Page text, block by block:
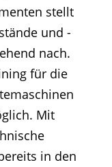
stellt
und -
nach.
für die
Mit
in den